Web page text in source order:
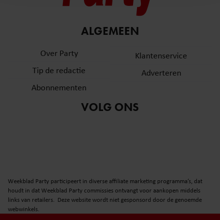
en om ons websiteverkeer te analyseren. Ook delen we
informatie over uw gebruik van onze site met onze
partners voor social media, adverteren en analyse. Deze
informatie die u aan ze heeft verstrekt of die ze hebben
gaat akkoord met onze cookies als u onze website blijft
gebruiken.
ALGEMEEN
Over Party
Tip de redactie
Abonnementen
Klantenservice
Adverteren
VOLG ONS
Weekblad Party participeert in diverse affiliate marketing programma’s, dat
houdt in dat Weekblad Party commissies ontvangt voor aankopen middels
links van retailers. Deze website wordt niet gesponsord door de genoemde
webwinkels.